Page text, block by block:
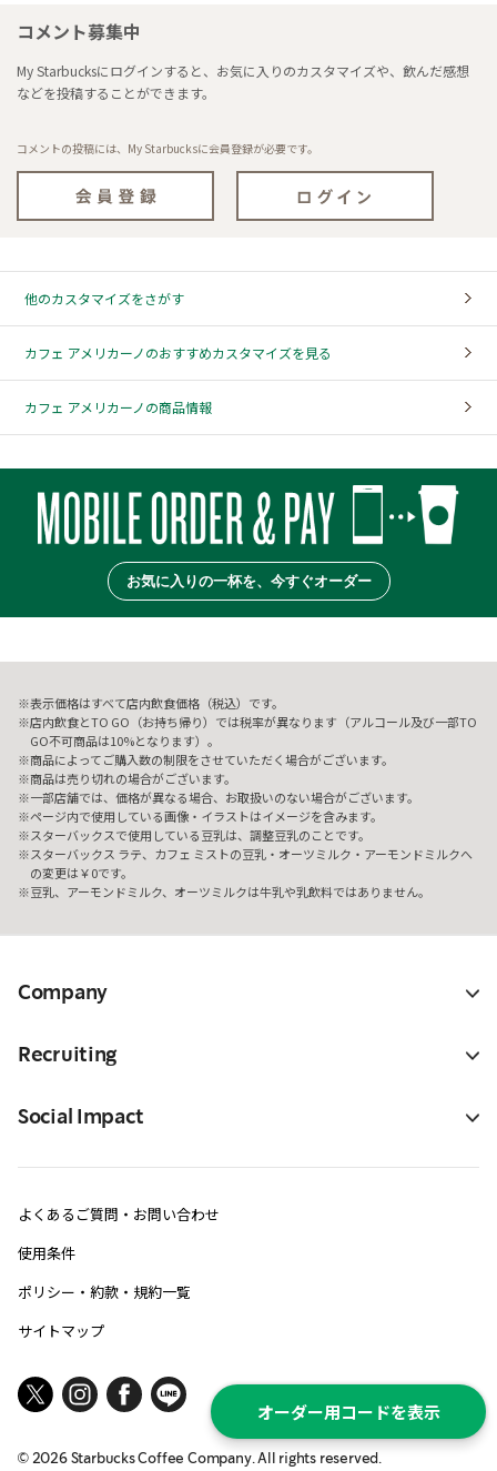
オーダー用コードを表示
コメント募集中
My Starbucksにログインすると、お気に入りのカスタマイズや、飲んだ感想
などを投稿することができます。
コメントの投稿には、My Starbucksに会員登録が必要です。
他のカスタマイズをさがす
カフェ アメリカーノのおすすめカスタマイズを見る
カフェ アメリカーノの商品情報
お気に入りの一杯を、今すぐオーダー
表示価格はすべて店内飲食価格（税込）です。
店内飲食とTO GO（お持ち帰り）では税率が異なります（アルコール及び一部TO
GO不可商品は10%となります）。
商品によってご購入数の制限をさせていただく場合がございます。
商品は売り切れの場合がございます。
一部店舗では、価格が異なる場合、お取扱いのない場合がございます。
ページ内で使用している画像・イラストはイメージを含みます。
スターバックスで使用している豆乳は、調整豆乳のことです。
スターバックス ラテ、カフェ ミストの豆乳・オーツミルク・アーモンドミルクへ
の変更は￥0です。
豆乳、アーモンドミルク、オーツミルクは牛乳や乳飲料ではありません。
Company
Recruiting
Social Impact
よくあるご質問・お問い合わせ
使用条件
ポリシー・約款・規約一覧
サイトマップ
© 2026Starbucks Coffee Company. All rights reserved.